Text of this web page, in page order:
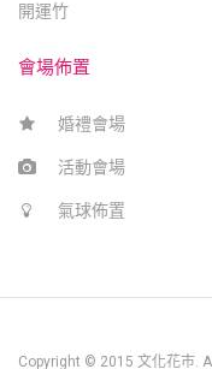
開運竹
會場佈置
婚禮會場
活動會場
氣球佈置
Copyright © 2015 文化花市.